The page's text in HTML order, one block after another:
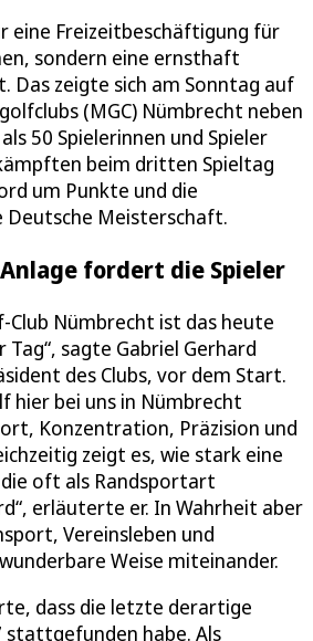
eine Freizeitbeschäftigung für
sondern eine ernsthaft
Das zeigte sich am Sonntag auf
(MGC) Nümbrecht neben
50 Spielerinnen und Spieler
beim dritten Spieltag
um Punkte und die
Meisterschaft.
fordert die Spieler
Club Nümbrecht ist das heute
Tag“, sagte Gabriel Gerhard
des Clubs, vor dem Start.
hier bei uns in Nümbrecht
Konzentration, Präzision und
zeigt es, wie stark eine
oft als Randsportart
erläuterte er. In Wahrheit aber
Vereinsleben und
Weise miteinander.
dass die letzte derartige
habe. Als